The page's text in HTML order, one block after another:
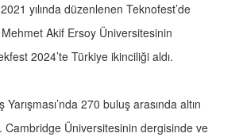
yılında düzenlenen Teknofest’de
Akif Ersoy Üniversitesinin
2024’te Türkiye ikinciliği aldı.
Yarışması’nda 270 buluş arasında altın
Cambridge Üniversitesinin dergisinde ve